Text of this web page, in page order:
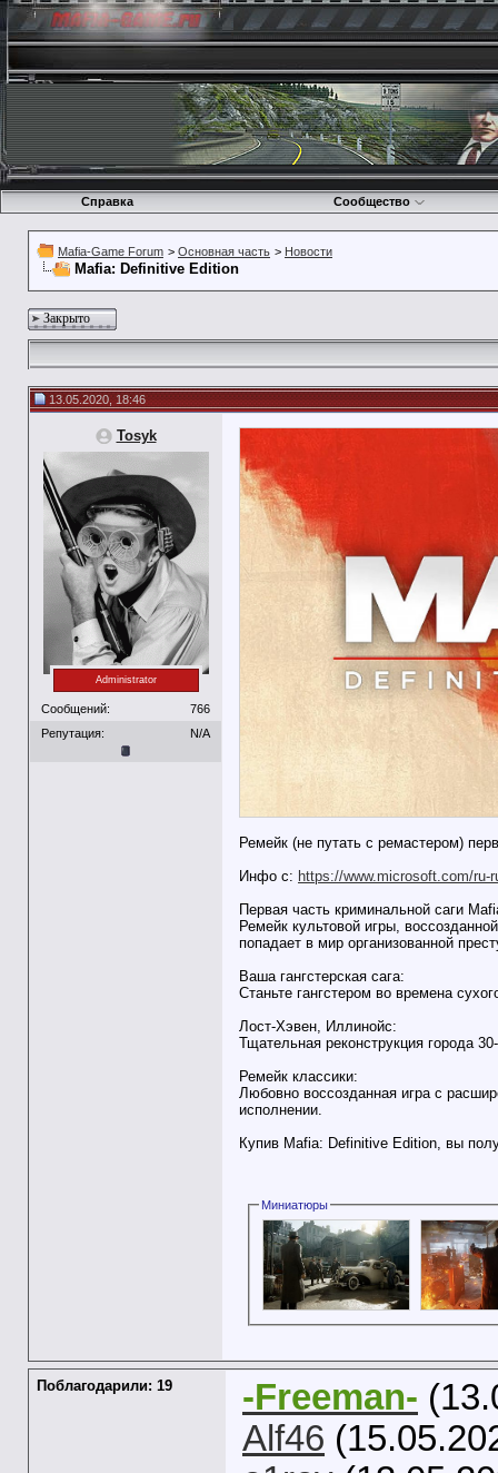
Справка Сообщество
Mafia-Game Forum > Основная часть > Новости
Mafia: Definitive Edition
Закрыто
13.05.2020, 18:46
Tosyk
Administrator
Сообщений:
766
Репутация:
N/A
Ремейк (не путать с ремастером)
Инфо с: https://www.microsoft.com/ru-
Первая часть криминальной саги
Ремейк культовой игры,
попадает в мир организованной
Ваша гангстерская сага:
Станьте гангстером во времена
Лост-Хэвен, Иллинойс:
Тщательная реконструкция города
Ремейк классики:
Любовно воссозданная игра с
исполнении.
Купив Mafia: Definitive Edition, вы
Миниатюры
Поблагодарили: 19 -Freeman-
Alf46